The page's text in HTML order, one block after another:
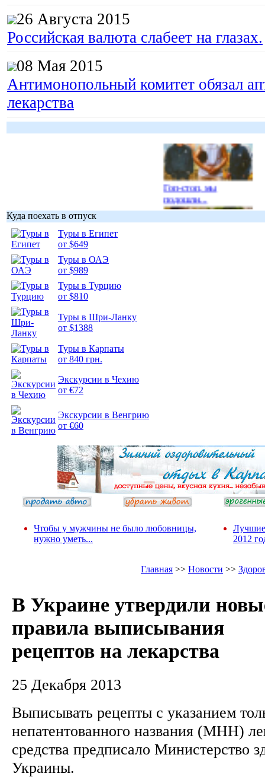
26 Августа 2015
Российская валюта слабеет на глазах.
08 Мая 2015
Антимонопольный комитет обязал
лекарства
Гоп-стоп, мы
подошли...
Куда поехать в отпуск
Туры в Египет
от $649
Туры в ОАЭ
от $989
Туры в Турцию
от $810
Туры в Шри-Ланку
от $1388
Туры в Карпаты
от 840 грн.
Экскурсии в Чехию
от €72
Экскурсии в Венгрию
от €60
Чтобы у мужчины не было любовницы,
нужно уметь...
Лучшие
2012
Главная >> Новости >>
В Украине утвердили
правила выписывания
рецептов на лекарства
25 Декабря 2013
Выписывать рецепты с указанием
непатентованного названия (МНН)
средства предписало Министерство
Украины.